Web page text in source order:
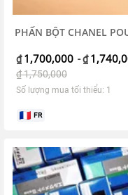
PHẤN BỘT CHANEL
₫ 1,700,000 -₫
₫1,750,000
Số lượng mua tối thiểu: 1
FR